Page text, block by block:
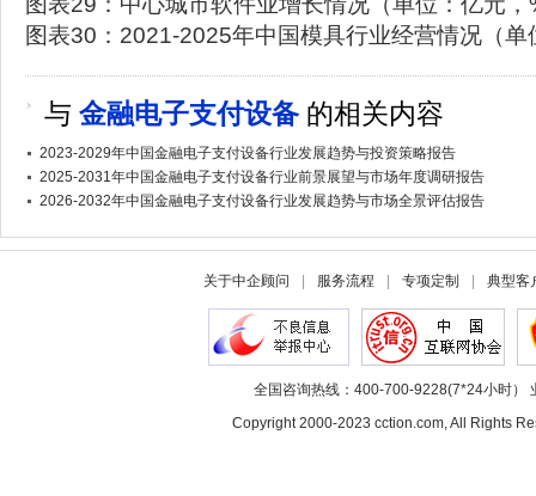
图表30：2021-2025年中国模具行业经营情况（单
与 金融电子支付设备的相关内容
2023-2029年中国金融电子支付设备行业发展趋势与投资策略报告
2025-2031年中国金融电子支付设备行业前景展望与市场年度调研报告
2026-2032年中国金融电子支付设备行业发展趋势与市场全景评估报告
关于中企顾问 服务流程 专项定制 典型客
全国咨询热线：400-700-9228(7*24小时）
Copyright 2000-2023 cction.com, All Rights